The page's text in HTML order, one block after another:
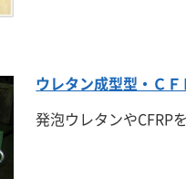
ウレタン成型型・ＣＦ
発泡ウレタンやCFRP